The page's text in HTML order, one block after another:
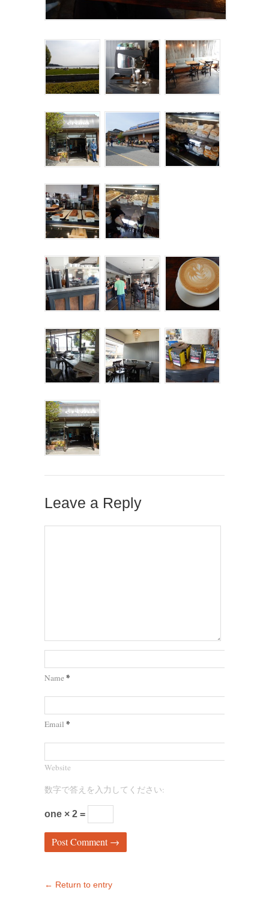
Leave a Reply
Name*
Email *
Website
数字で答えを入力してください:
one × 2 =
← Return to entry